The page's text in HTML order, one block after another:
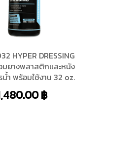
HYPER DRESSING
บยางพลาสติกและหนัง
ำ พร้อมใช้งาน 32 oz.
฿